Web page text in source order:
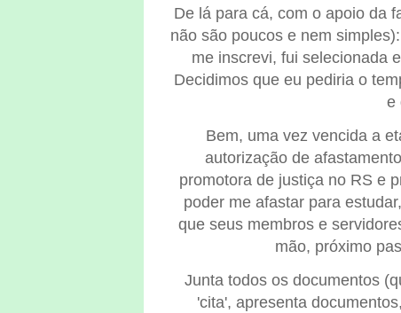
De lá para cá, com o apoio da
não são poucos e nem
me inscrevi, fui selecionada
Decidimos que eu pediria o
e
Bem, uma vez vencida a
autorização de
promotora de justiça no RS e
poder me afastar para
que seus membros e
mão, próximo
Junta todos os documentos
'cita', apresenta